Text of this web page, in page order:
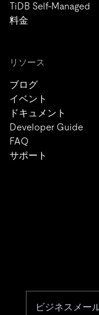
TiDB Self-Managed
料金
リソース
ブログ
イベント
ドキュメント
Developer Guide
FAQ
サポート